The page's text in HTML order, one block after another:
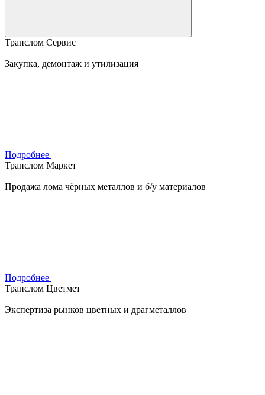
Транслом Сервис
Закупка, демонтаж и утилизация
Подробнее
Транслом Маркет
Продажа лома чёрных металлов и б/у материалов
Подробнее
Транслом Цветмет
Экспертиза рынков цветных и драгметаллов